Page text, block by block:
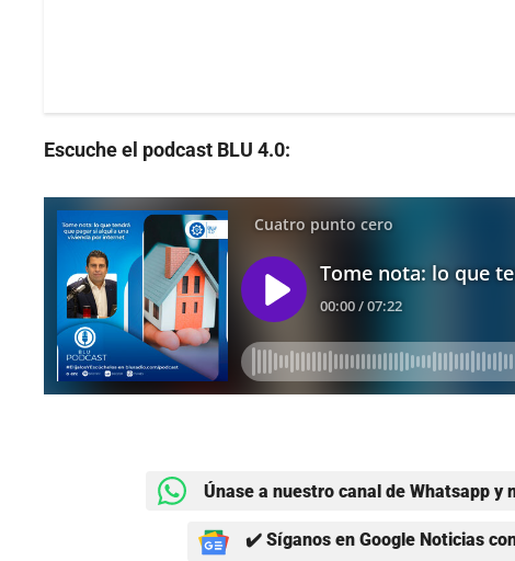
Escuche el podcast BLU 4.0:
Únase a nuestro canal de Whatsapp
✔️ Síganos en Google Noticias